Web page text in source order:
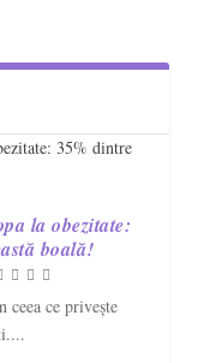
la obezitate:
boală!
ce privește